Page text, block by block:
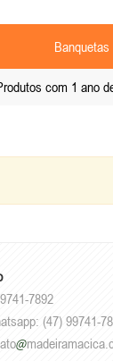
Banquetas
com 1 ano
7892
(47) 99741-